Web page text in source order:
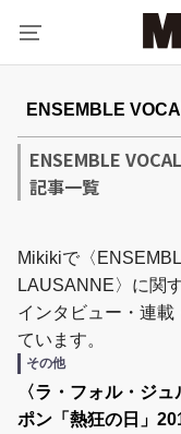
ENSEMBLE
記事一覧
Mikikiで〈
LAUSANNE〉に関
インタビュー・連
ています。
その他
〈ラ・フォル・ジ
ポン「熱狂の日」